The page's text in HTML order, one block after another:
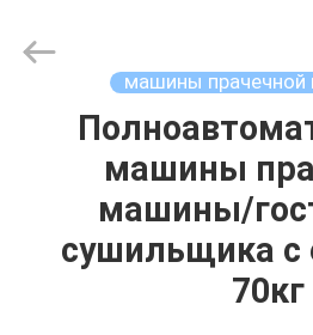
ПРОДУКТЫ
ВИДЕО
equipments
limited.
машины прачечной
машины
машины/
сушильщика с
70кг